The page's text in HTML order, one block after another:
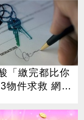
「繳完都比你
物件求救 網嚇